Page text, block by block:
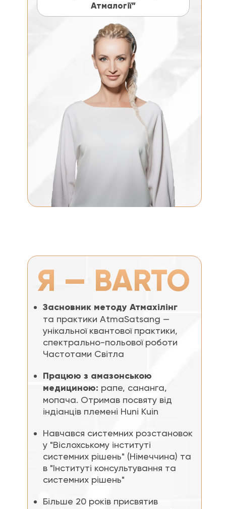
Атмалогії”
Я — BARTO
Більше 20 років присвятив
Працюю з амазонською
медициною: рапе, сананга,
мопача. Отримав посвяту від
індіанців племені Huni Kuin
Засновник методу Атмахілінг
та практики AtmaSatsang —
унікальної квантової практики,
спектрально-польової роботи
Частотами Світла
Навчався системних розстановок
у "Віслохському інституті
системних рішень" (Німеччина) та
в "Інституті консультування та
системних рішень"